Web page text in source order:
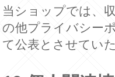
当ショップでは、
の他プライバシー
て公表とさせてい